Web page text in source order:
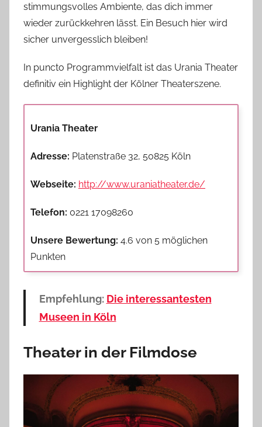
stimmungsvolles Ambiente, das dich immer
wieder zurückkehren lässt. Ein Besuch hier wird
sicher unvergesslich bleiben!
In puncto Programmvielfalt ist das Urania Theater
definitiv ein Highlight der Kölner Theaterszene.
Urania Theater
Adresse: Platenstraße 32, 50825 Köln
Webseite: http://www.uraniatheater.de/
Telefon: 0221 17098260
Unsere Bewertung: 4.6 von 5 möglichen
Punkten
Empfehlung: Die interessantesten
Museen in Köln
Theater in der Filmdose